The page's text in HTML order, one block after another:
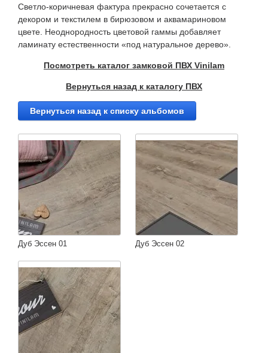
Светло-коричневая фактура прекрасно сочетается с
декором и текстилем в бирюзовом и аквамариновом
цвете. Неоднородность цветовой гаммы добавляет
ламинату естественности «под натуральное дерево».
Посмотреть каталог замковой ПВХ Vinilam
Вернуться назад к каталогу ПВХ
Вернуться назад к списку альбомов
Дуб Эссен 01 Дуб Эссен 02